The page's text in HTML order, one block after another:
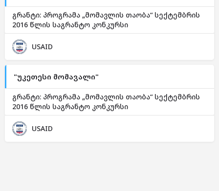
გრანტი: პროგრამა „მომავლის თაობა“ სექტემბრის
2016 წლის საგრანტო კონკურსი
USAID
"უკეთესი მომავალი"
გრანტი: პროგრამა „მომავლის თაობა“ სექტემბრის
2016 წლის საგრანტო კონკურსი
USAID